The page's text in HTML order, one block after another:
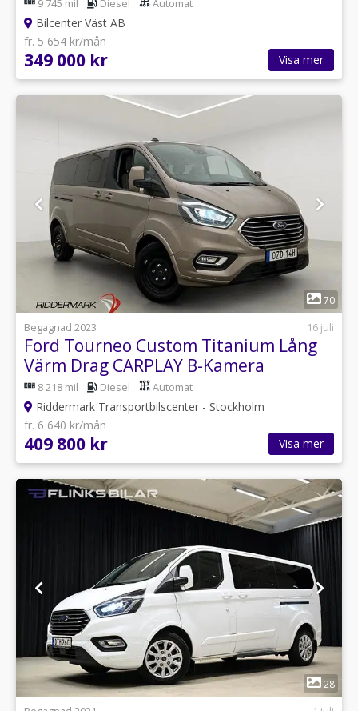
9 745 mil Diesel Automat
Bilcenter Väst AB
fr. 5 654 kr/mån
349 000 kr Visa mer
1
70
Begagnad 2023
16 juli
Ford Tourneo Custom Titanium Lång
Värm Drag CARPLAY B-Kamera
8 218 mil Diesel Automat
Riddermark Transportbilscenter - Stockholm
fr. 6 640 kr/mån
409 800 kr Visa mer
1
28